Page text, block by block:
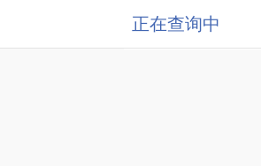
正在查询中